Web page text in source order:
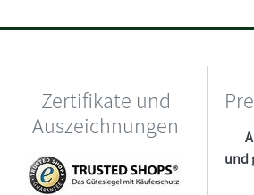
Zertifikate und
Auszeichnungen
und